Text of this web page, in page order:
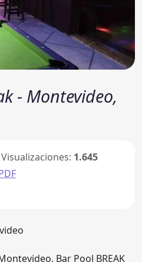
- Montevideo,
1.645
Bar Pool BREAK